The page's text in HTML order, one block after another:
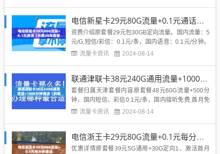
我嗨定向流量)不可以共享、不可以结转。其中30G
B...
电信新星卡29元80G流量+0.1元通话【长期20年套餐】
资费介绍原套餐29元包30GB定向流量。国内流量：5
元/G,短信/彩信：0.1元/条，国内语音：0.1元/分钟。
赠来电显示，全国接听免费，全国无漫游。自主激活
赠予30元话费仅当月使用）②激活强充50元，本...
流量卡资讯 2024-08-14
联通津联卡38元240G通用流量+1000分钟通话【到期自动续约】
套餐归属天津套餐内容原套餐48元60G流量+500分
钟，国内短信、彩信0.1元/条，国内接听免费,首月免
费，流量可结转。套餐构成1.原套餐48元60G+500分
套内流量当月未使用完，可结转...
流量卡资讯 2024-08-14
电信浙王卡29元80G流量+0.1元每分钟通话
优惠详情原套餐39元5G通用+30G定向1、激活首月